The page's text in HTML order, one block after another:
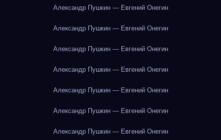
Александр Пушкин — Евгений Онегин
Александр Пушкин — Евгений Онегин
Александр Пушкин — Евгений Онегин
Александр Пушкин — Евгений Онегин
Александр Пушкин — Евгений Онегин
Александр Пушкин — Евгений Онегин
Александр Пушкин — Евгений Онегин